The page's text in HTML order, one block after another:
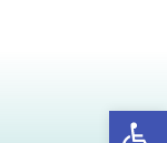
פתח סרגל נגישות